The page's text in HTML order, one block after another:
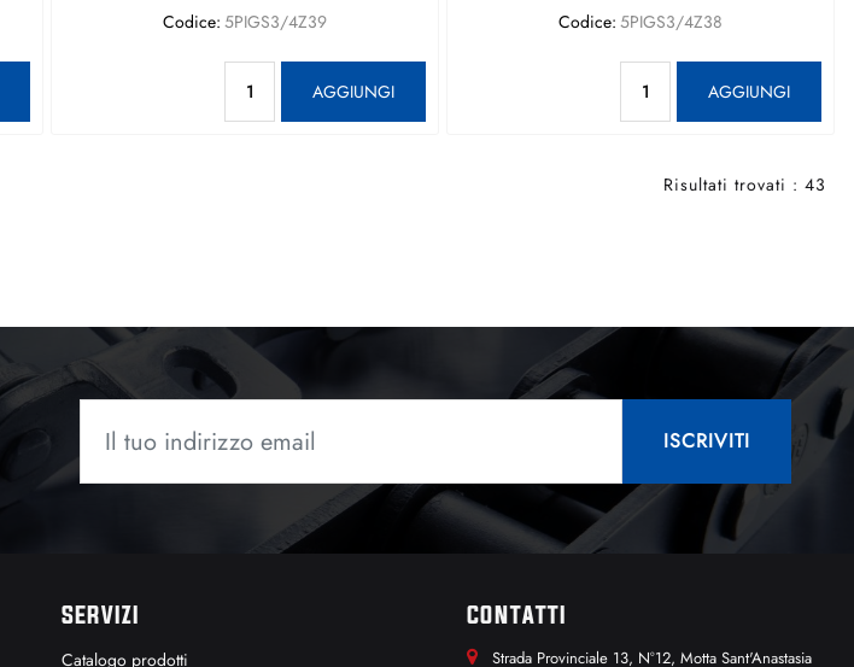
Codice: 5PIGS3/4Z39
AGGIUNGI
Codice: 5PIGS3/4Z38
AGGIUNGI
Risultati trovati : 43
SERVIZI
Catalogo prodotti
CONTATTI
Strada Provinciale 13, N°12, Motta Sant'Anastasia